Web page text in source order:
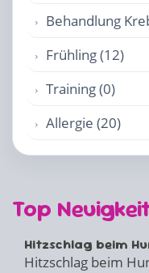
Behandlung
Frühling (12)
Training (0)
Allergie (20)
Top
Hitzschlag beim
Hitzschlag beim